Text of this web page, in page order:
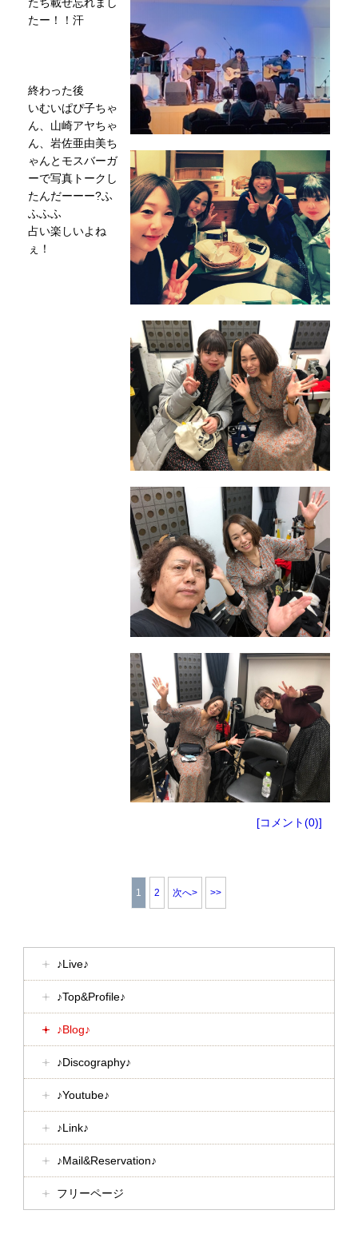
たち載せ忘れまし
たー！！汗
終わった後
いむいぱぴ子ちゃ
ん、山崎アヤちゃ
ん、岩佐亜由美ち
ゃんとモスバーガ
ーで写真トークし
たんだーーー?ふ
ふふふ
占い楽しいよね
ぇ！
[コメント(0)]
1 2 次へ> >>
♪Live♪
♪Top&Profile♪
♪Blog♪
♪Discography♪
♪Youtube♪
♪Link♪
♪Mail&Reservation♪
フリーページ